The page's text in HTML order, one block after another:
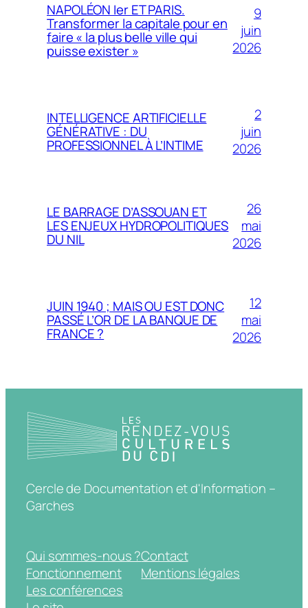
NAPOLÉON Ier ET PARIS.
Transformer la capitale pour en
faire « la plus belle ville qui
puisse exister »
9
juin
2026
INTELLIGENCE ARTIFICIELLE
GÉNÉRATIVE : DU
PROFESSIONNEL À L’INTIME
2
juin
2026
LE BARRAGE D’ASSOUAN ET
LES ENJEUX HYDROPOLITIQUES
DU NIL
26
mai
2026
JUIN 1940 ; MAIS OU EST DONC
PASSÉ L’OR DE LA BANQUE DE
FRANCE ?
12
mai
2026
Cercle de Documentation et d'Information –
Garches
Qui sommes-nous ?
Fonctionnement
Les conférences
Contact
Mentions légales